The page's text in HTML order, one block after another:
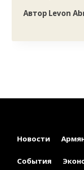
Автор Levon
Новости
События